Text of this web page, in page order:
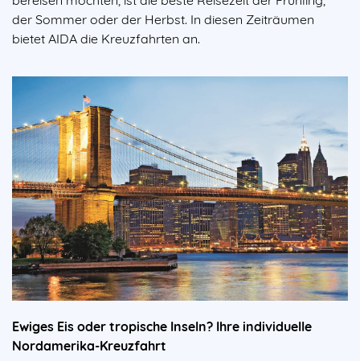
der Sommer oder der Herbst. In diesen Zeiträumen
bietet AIDA die Kreuzfahrten an.
Ewiges Eis oder tropische Inseln? Ihre individuelle
Nordamerika-Kreuzfahrt